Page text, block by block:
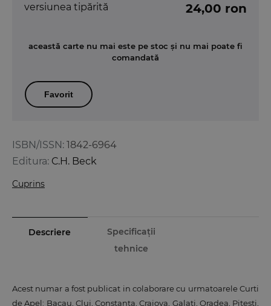
ISBN/ISSN: 1842-6964
Editura: C.H. Beck
Cuprins
versiunea tipărită 24,00 ron
această carte nu mai este pe stoc și nu mai poate fi
comandată
Favorit
Descriere
Specificații
tehnice
Acest numar a fost publicat in colaborare cu urmatoarele Curti
de Apel: Bacau, Cluj, Constanta, Craiova, Galati, Oradea, Pitesti,